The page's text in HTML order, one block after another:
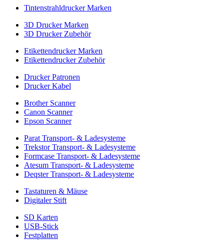
Tintenstrahldrucker Marken
3D Drucker Marken
3D Drucker Zubehör
Etikettendrucker Marken
Etikettendrucker Zubehör
Drucker Patronen
Drucker Kabel
Brother Scanner
Canon Scanner
Epson Scanner
Parat Transport- & Ladesysteme
Trekstor Transport- & Ladesysteme
Formcase Transport- & Ladesysteme
Atesum Transport- & Ladesysteme
Deqster Transport- & Ladesysteme
Tastaturen & Mäuse
Digitaler Stift
SD Karten
USB-Stick
Festplatten